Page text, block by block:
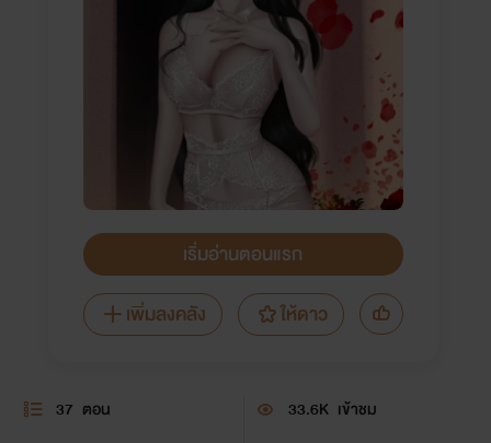
เริ่มอ่านตอนแรก
เพิ่มลงคลัง
ให้ดาว
37 ตอน 33.6K เข้าชม